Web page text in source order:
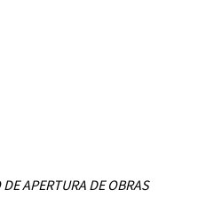
APERTURA DE OBRAS